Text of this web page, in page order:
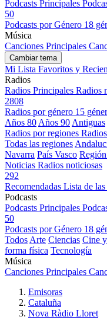
Podcasts Principales
50
Podcasts por Género 18
Música
Canciones Principales
Cambiar tema
Mi Lista Favoritos y
Radios
Radios Principales Radios
2808
Radios por género 15
Años 80 Años 90 Antiguas
Radios por regiones
Todas las regiones
Navarra País Vasco
Noticias Radios noticiosas
292
Recomendadas Lista de
Podcasts
Podcasts Principales
50
Podcasts por Género 18
Todos Arte Ciencias Cine
forma física Tecnología
Música
Canciones Principales
Emisoras
Cataluña
Nova Ràdio Lloret